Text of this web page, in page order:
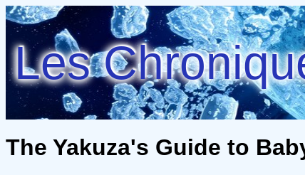
Les
The Yakuza's Guide to